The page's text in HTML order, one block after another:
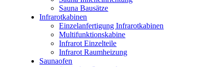
Sauna Bausätze
Infrarotkabinen
Einzelanfertigung Infrarotkabinen
Multifunktionskabine
Infrarot Einzelteile
Infrarot Raumheizung
Saunaofen